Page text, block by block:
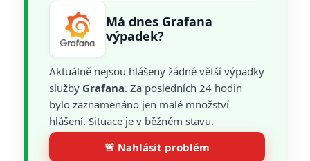
Má dnes Grafana
výpadek?
Aktuálně nejsou hlášeny žádné větší výpadky
služby Grafana. Za posledních 24 hodin
bylo zaznamenáno jen malé množství
hlášení. Situace je v běžném stavu.
🚨 Nahlásit problém